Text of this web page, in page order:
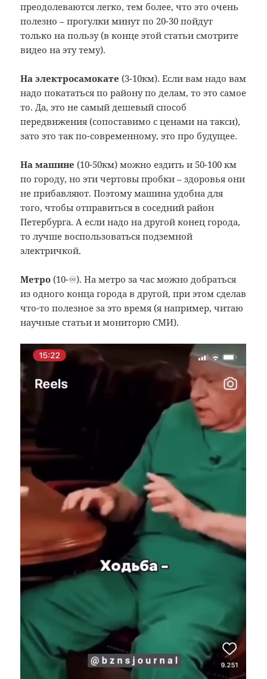
преодолеваются легко, тем более, что это очень
полезно – прогулки минут по 20-30 пойдут
только на пользу (в конце этой статьи смотрите
видео на эту тему).
На электросамокате(3-10км). Если вам надо вам
надо покататься по району по делам, то это самое
то. Да, это не самый дешевый способ
передвижения (сопоставимо с ценами на такси),
зато это так по-современному, это про будущее.
На машине(10-50км) можно ездить и 50-100 км
по городу, но эти чертовы пробки – здоровья они
не прибавляют. Поэтому машина удобна для
того, чтобы отправиться в соседний район
Петербурга. А если надо на другой конец города,
то лучше воспользоваться подземной
электричкой.
Метро(10-♾). На метро за час можно добраться
из одного конца города в другой, при этом сделав
что-то полезное за это время (я например, читаю
научные статьи и мониторю СМИ).